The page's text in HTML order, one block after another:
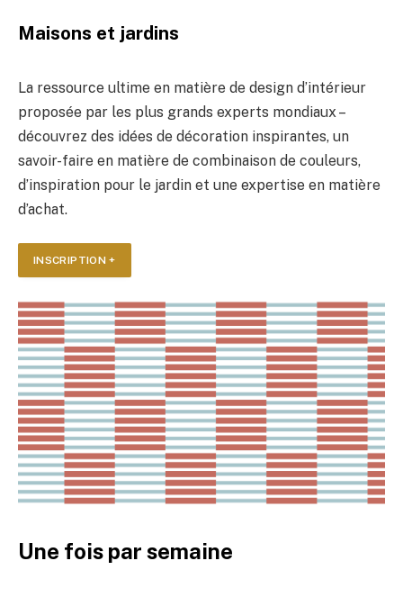
Maisons et jardins
La ressource ultime en matière de design d’intérieur
proposée par les plus grands experts mondiaux –
découvrez des idées de décoration inspirantes, un
savoir-faire en matière de combinaison de couleurs,
d’inspiration pour le jardin et une expertise en matière
d’achat.
INSCRIPTION +
Une fois par semaine